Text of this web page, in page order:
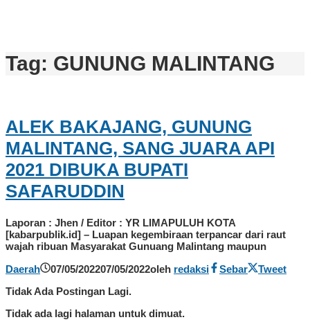
Tag: GUNUNG MALINTANG
ALEK BAKAJANG, GUNUNG
MALINTANG, SANG JUARA API
2021 DIBUKA BUPATI
SAFARUDDIN
Laporan : Jhen / Editor : YR LIMAPULUH KOTA
[kabarpublik.id] – Luapan kegembiraan terpancar dari raut
wajah ribuan Masyarakat Gunuang Malintang maupun
Daerah
07/05/202207/05/2022oleh redaksi Sebar
Tweet
Tidak Ada Postingan Lagi.
Tidak ada lagi halaman untuk dimuat.